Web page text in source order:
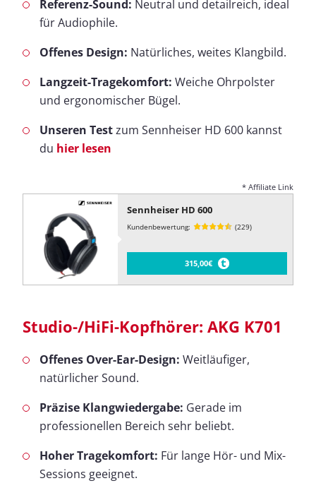
Referenz-Sound: Neutral und detailreich, ideal
für Audiophile.
Offenes Design: Natürliches, weites Klangbild.
Langzeit-Tragekomfort: Weiche Ohrpolster
und ergonomischer Bügel.
Unseren Testzum Sennheiser HD 600 kannst
du hier lesen
* Affiliate Link
Sennheiser HD 600
Kundenbewertung: (229)
315,00€
Studio-/HiFi-Kopfhörer: AKG K701
Offenes Over-Ear-Design: Weitläufiger,
natürlicher Sound.
Präzise Klangwiedergabe: Gerade im
professionellen Bereich sehr beliebt.
Hoher Tragekomfort: Für lange Hör- und Mix-
Sessions geeignet.